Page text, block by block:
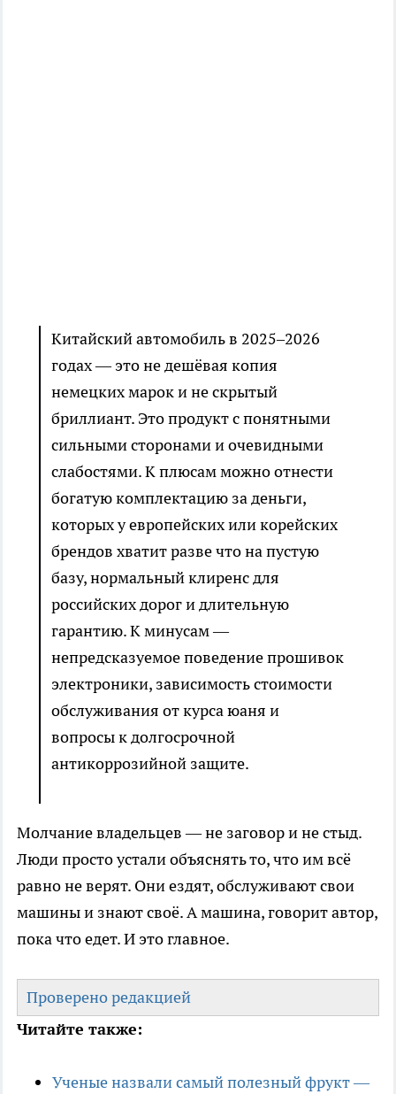
Китайский автомобиль в 2025–2026
годах — это не дешёвая копия
немецких марок и не скрытый
бриллиант. Это продукт с понятными
сильными сторонами и очевидными
слабостями. К плюсам можно отнести
богатую комплектацию за деньги,
которых у европейских или корейских
брендов хватит разве что на пустую
базу, нормальный клиренс для
российских дорог и длительную
гарантию. К минусам —
непредсказуемое поведение прошивок
электроники, зависимость стоимости
обслуживания от курса юаня и
вопросы к долгосрочной
антикоррозийной защите.
Молчание владельцев — не заговор и не стыд.
Люди просто устали объяснять то, что им всё
равно не верят. Они ездят, обслуживают свои
машины и знают своё. А машина, говорит автор,
пока что едет. И это главное.
Проверено редакцией
Читайте также:
Ученые назвали самый полезный фрукт —